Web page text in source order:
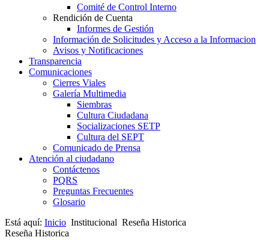
Comité de Control Interno
Rendición de Cuenta
Informes de Gestión
Información de Solicitudes y Acceso a la Informacion
Avisos y Notificaciones
Transparencia
Comunicaciones
Cierres Viales
Galería Multimedia
Siembras
Cultura Ciudadana
Socializaciones SETP
Cultura del SEPT
Comunicado de Prensa
Atención al ciudadano
Contáctenos
PQRS
Preguntas Frecuentes
Glosario
Está aquí: Inicio Institucional Reseña Historica
Reseña Historica